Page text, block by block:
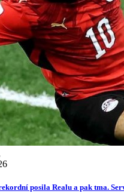
posila Realu a pak tma.